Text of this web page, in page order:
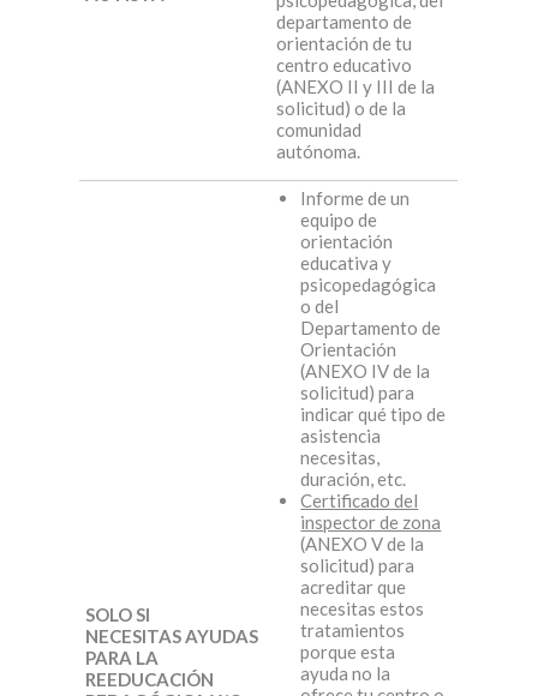
departamento de
orientación de tu
centro educativo
(ANEXO II y III de la
solicitud) o de la
comunidad
autónoma.
SOLO SI
NECESITAS AYUDAS
PARA LA
REEDUCACIÓN
Informe de un
equipo de
orientación
educativa y
psicopedagógica
o del
Departamento de
Orientación
(ANEXO IV de la
solicitud) para
indicar qué tipo de
asistencia
necesitas,
duración, etc.
Certificado del
inspector de zona
(ANEXO V de la
solicitud) para
acreditar que
necesitas estos
tratamientos
porque esta
ayuda no la